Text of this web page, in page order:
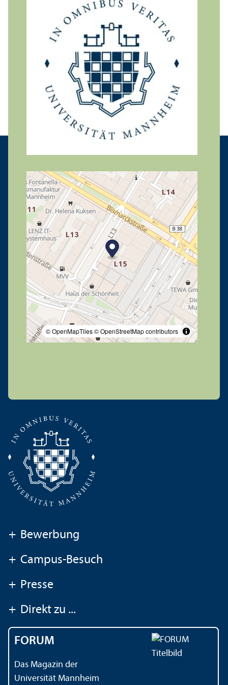
© OpenMapTiles© OpenStreetMap contributors
+ Bewerbung
+ Campus-Besuch
+ Presse
+ Direkt zu ...
FORUM
Das Magazin der
Universität Mannheim